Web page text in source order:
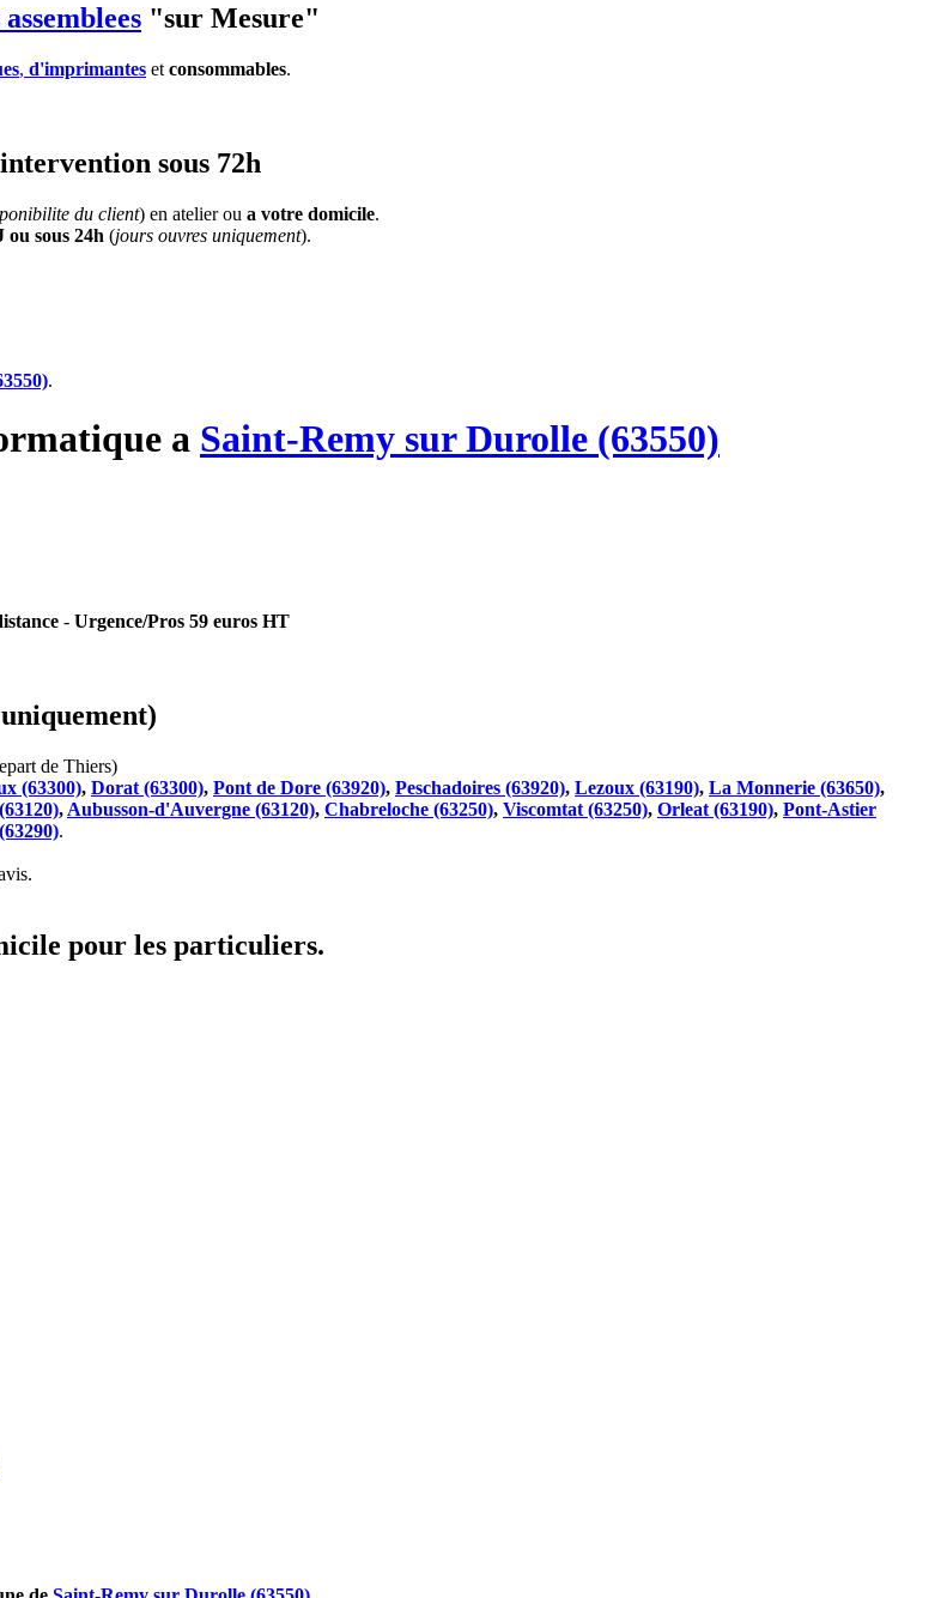
"sur Mesure"
, d'imprimantes et consommables.
sous 72h
du client) en atelier ou a votre domicile.
ou sous 24h (jours ouvres uniquement).
.
a Saint-Remy sur Durolle (63550)
- Urgence/Pros 59 euros HT
de Thiers)
(63300), Dorat (63300), Pont de Dore (63920), Peschadoires (63920), Lezoux (63190), La Monnerie (63650),
, Aubusson-d'Auvergne (63120), Chabreloche (63250), Viscomtat (63250), Orleat (63190), Pont-Astier
.
pour les particuliers.